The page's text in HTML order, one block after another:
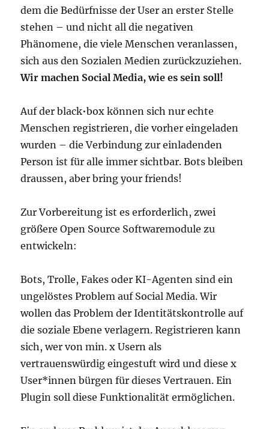
dem die Bedürfnisse der User an erster Stelle
stehen – und nicht all die negativen
Phänomene, die viele Menschen veranlassen,
sich aus den Sozialen Medien zurückzuziehen.
Wir machen Social Media, wie es sein soll!
Auf der black•box können sich nur echte
Menschen registrieren, die vorher eingeladen
wurden – die Verbindung zur einladenden
Person ist für alle immer sichtbar. Bots bleiben
draussen, aber bring your friends!
Zur Vorbereitung ist es erforderlich, zwei
größere Open Source Softwaremodule zu
entwickeln:
Bots, Trolle, Fakes oder KI-Agenten sind ein
ungelöstes Problem auf Social Media. Wir
wollen das Problem der Identitätskontrolle auf
die soziale Ebene verlagern. Registrieren kann
sich, wer von min. x Usern als
vertrauenswürdig eingestuft wird und diese x
User*innen bürgen für dieses Vertrauen. Ein
Plugin soll diese Funktionalität ermöglichen.